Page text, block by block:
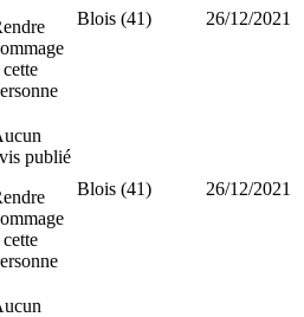
cette
Blois (41) 26/12/2021
publié
cette
Blois (41) 26/12/2021